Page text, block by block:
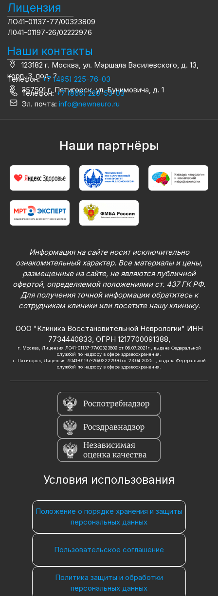
Лицензия
ЛО41-01137-77/00323809
Л041-01197-26/02222976
Наши контакты
123182 г. Москва, ул. Маршала Василевского, д. 13,
корп. 3, под. 2
Телефон:+7 (495) 225-76-03
357501 г. Пятигорск, ул. Бунимовича, д. 1
Телефон:+7 (865) 220-53-03
Эл. почта: info@newneuro.ru
Наши партнёры
Информация на сайте носит исключительно
ознакомительный характер. Все материалы и цены,
размещенные на сайте, не являются публичной
офертой, определяемой положениями ст. 437 ГК РФ.
Для получения точной информации обратитесь к
сотрудникам клиники или посетите нашу клинику.
ООО "Клиника Восстановительной Неврологии" ИНН
7734440833, ОГРН 1217700091388,
г. Москва, Лицензия ЛО41-01137-77/00323809 от 06.07.2021г., выдана Федеральной
службой по надзору в сфере здравоохранения.
г. Пятигорск, Лицензия Л041-01197-26/02222976 от 23.04.2025г., выдана Федеральной
службой по надзору в сфере здравоохранения.
Условия использования
Положение о порядке хранения и защиты
персональных данных
Пользовательское соглашение
Политика защиты и обработки
персональных данных